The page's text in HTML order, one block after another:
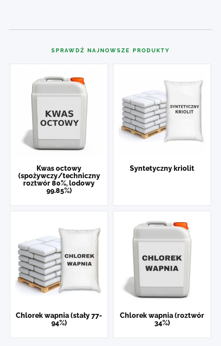
SPRAWDŹ NAJNOWSZE PRODUKTY
Kwas octowy
(spożywczy/techniczny
roztwór 80%, lodowy
99.85%)
Syntetyczny kriolit
Chlorek wapnia (stały 77-
94%)
Chlorek wapnia (roztwór
34%)